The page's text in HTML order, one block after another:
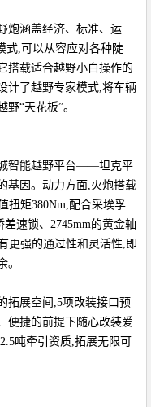
炮涵盖经济、标准、运
式,可以从容应对各种陡
搭载适合越野小白操作的
计了越野专家模式,将车辆
“天花板”。
智能越野平台——坦克平
基因。动力方面,火炮搭载
扭矩380Nm,配合采埃孚
速锁、2745mm的黄金轴
更强的通过性和灵活性,即
。
拓展空间,5项改装接口预
便捷的前提下随心改装爱
吨牵引资质,拓展无限可